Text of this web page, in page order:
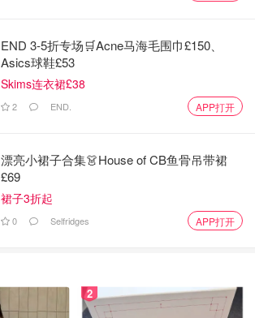
END 3-5折专场🛒Acne马海毛围巾£150、
Asics球鞋£53
Skims连衣裙£38
2 END. APP打开
漂亮小裙子合集👗House of CB鱼骨吊带裙
£69
裙子3折起
0 Selfridges APP打开
2